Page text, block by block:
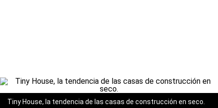
Tiny House, la tendencia de las casas de construcción en seco.